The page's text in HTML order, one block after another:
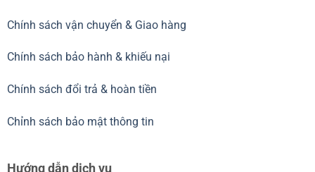
Chính sách vận chuyển & Giao hàng
Chính sách bảo hành & khiếu nại
Chính sách đổi trả & hoàn tiền
Chỉnh sách bảo mật thông tin
Hướng dẫn dịch vụ